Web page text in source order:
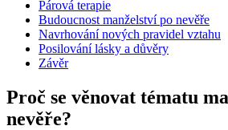
Párová terapie
Budoucnost manželství po nevěře
Navrhování nových pravidel vztahu
Posilování lásky a důvěry
Závěr
Proč se věnovat tématu
nevěře?